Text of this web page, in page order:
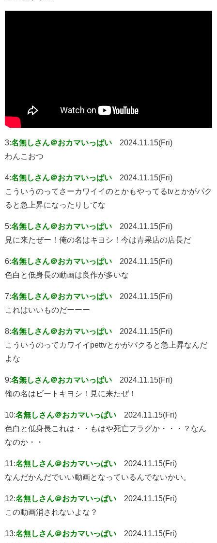
3:名無しさん＠おカマいっぱい
2024.11.15(Fri)
わんこおつ
4:名無しさん＠おカマいっぱい
2024.11.15(Fri)
こういうのってさーカワイイのとかもやってるtvとかがパク
ると急上昇になったりしてな
5:名無しさん＠おカマいっぱい
2024.11.15(Fri)
見に来たぜー！俺の名はキヨシ！今は青果店の店長だ
6:名無しさん＠おカマいっぱい
2024.11.15(Fri)
色白と低身長の動画は良作が多いな
7:名無しさん＠おカマいっぱい
2024.11.15(Fri)
これはいいものだーーー
8:名無しさん＠おカマいっぱい
2024.11.15(Fri)
こういうのってカワイイpettvとかがパクると急上昇なんだ
よな
9:名無しさん＠おカマいっぱい
2024.11.15(Fri)
俺の名はビートキヨシ！見に来たぜ！
10:名無しさん＠おカマいっぱい
2024.11.15(Fri)
色白と低身長これは・・もはや死亡フラグか・・・？なん
なのか・・
11:名無しさん＠おカマいっぱい
2024.11.15(Fri)
なんだかんだでいい動画となっているんでないかい。
12:名無しさん＠おカマいっぱい
2024.11.15(Fri)
この動画消されないよな？
13:名無しさん＠おカマいっぱい
2024.11.15(Fri)